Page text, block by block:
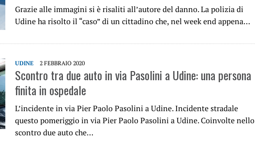
Grazie alle immagini si è risaliti all’autore del danno. La polizia di
Udine ha risolto il “caso” di un cittadino che, nel week end appena…
UDINE 2 FEBBRAIO 2020
Scontro tra due auto in via Pasolini a Udine: una persona
finita in ospedale
L’incidente in via Pier Paolo Pasolini a Udine. Incidente stradale
questo pomeriggio in via Pier Paolo Pasolini a Udine. Coinvolte nello
scontro due auto che…